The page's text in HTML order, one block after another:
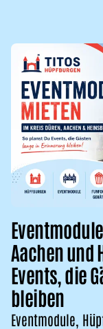
Aachen und
Events, die
bleiben
Eventmodule,